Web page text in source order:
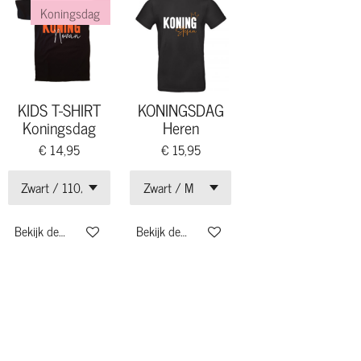
Koningsdag
KIDS T-SHIRT
Koningsdag
€ 14,95
Bekijk details
KONINGSDAG
Heren
€ 15,95
Bekijk details